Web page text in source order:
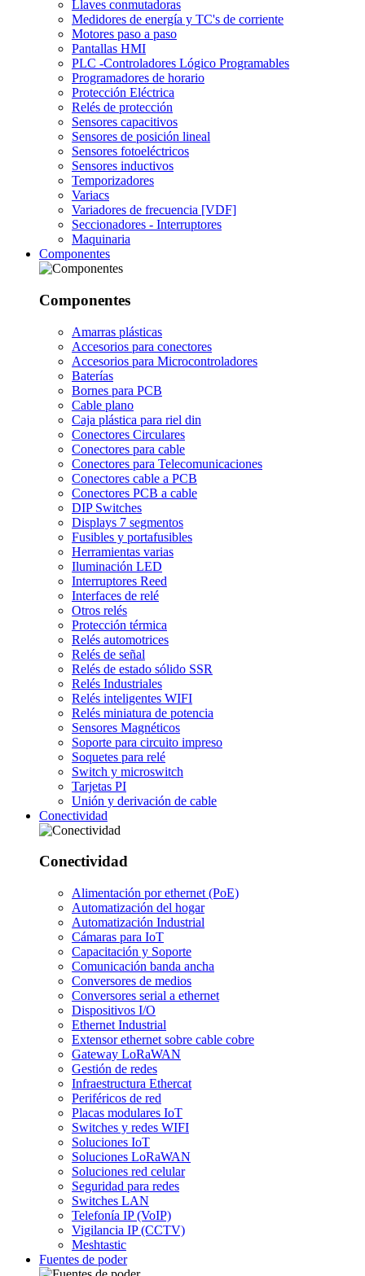
Llaves conmutadoras
Medidores de energía y TC's de corriente
Motores paso a paso
Pantallas HMI
PLC -Controladores Lógico Programables
Programadores de horario
Protección Eléctrica
Relés de protección
Sensores capacitivos
Sensores de posición lineal
Sensores fotoeléctricos
Sensores inductivos
Temporizadores
Variacs
Variadores de frecuencia [VDF]
Seccionadores - Interruptores
Maquinaria
Componentes
Componentes
Amarras plásticas
Accesorios para conectores
Accesorios para Microcontroladores
Baterías
Bornes para PCB
Cable plano
Caja plástica para riel din
Conectores Circulares
Conectores para cable
Conectores para Telecomunicaciones
Conectores cable a PCB
Conectores PCB a cable
DIP Switches
Displays 7 segmentos
Fusibles y portafusibles
Herramientas varias
Iluminación LED
Interruptores Reed
Interfaces de relé
Otros relés
Protección térmica
Relés automotrices
Relés de señal
Relés de estado sólido SSR
Relés Industriales
Relés inteligentes WIFI
Relés miniatura de potencia
Sensores Magnéticos
Soporte para circuito impreso
Soquetes para relé
Switch y microswitch
Tarjetas PI
Unión y derivación de cable
Conectividad
Conectividad
Alimentación por ethernet (PoE)
Automatización del hogar
Automatización Industrial
Cámaras para IoT
Capacitación y Soporte
Comunicación banda ancha
Conversores de medios
Conversores serial a ethernet
Dispositivos I/O
Ethernet Industrial
Extensor ethernet sobre cable cobre
Gateway LoRaWAN
Gestión de redes
Infraestructura Ethercat
Periféricos de red
Placas modulares IoT
Switches y redes WIFI
Soluciones IoT
Soluciones LoRaWAN
Soluciones red celular
Seguridad para redes
Switches LAN
Telefonía IP (VoIP)
Vigilancia IP (CCTV)
Meshtastic
Fuentes de poder